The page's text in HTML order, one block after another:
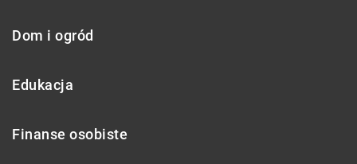
Dom i ogród
Edukacja
Finanse osobiste